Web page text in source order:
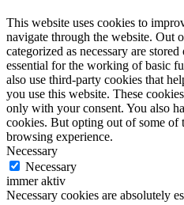
This website uses cookies to
navigate through the website. Out
categorized as necessary are
essential for the working of basic
also use third-party cookies that
you use this website. These
only with your consent. You also
cookies. But opting out of some of
browsing experience.
Necessary
Necessary
immer aktiv
Necessary cookies are absolutely